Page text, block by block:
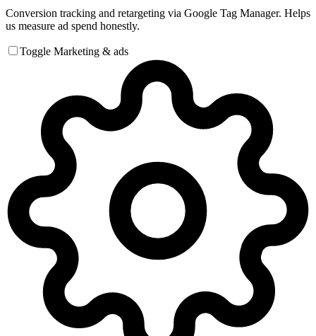
Conversion tracking and retargeting via Google Tag Manager. Helps
us measure ad spend honestly.
Toggle Marketing & ads